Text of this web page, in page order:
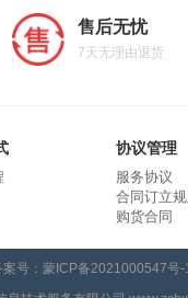
售后无忧
7天无理由退货
协议管理
服务协议
合同订立规
购货合同
案号：蒙ICP备2021000547号-